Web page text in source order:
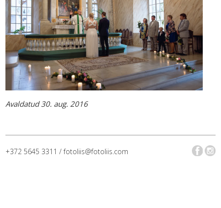
Avaldatud 30. aug. 2016
+372 5645 3311 / fotoliis@fotoliis.com